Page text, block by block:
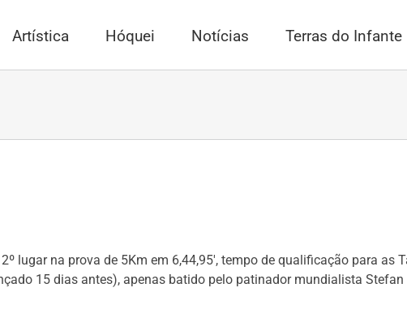
Artística Hóquei Notícias Terras do Infante
lugar na prova de 5Km em 6,44,95', tempo de qualificação para as
15 dias antes), apenas batido pelo patinador mundialista Stefan